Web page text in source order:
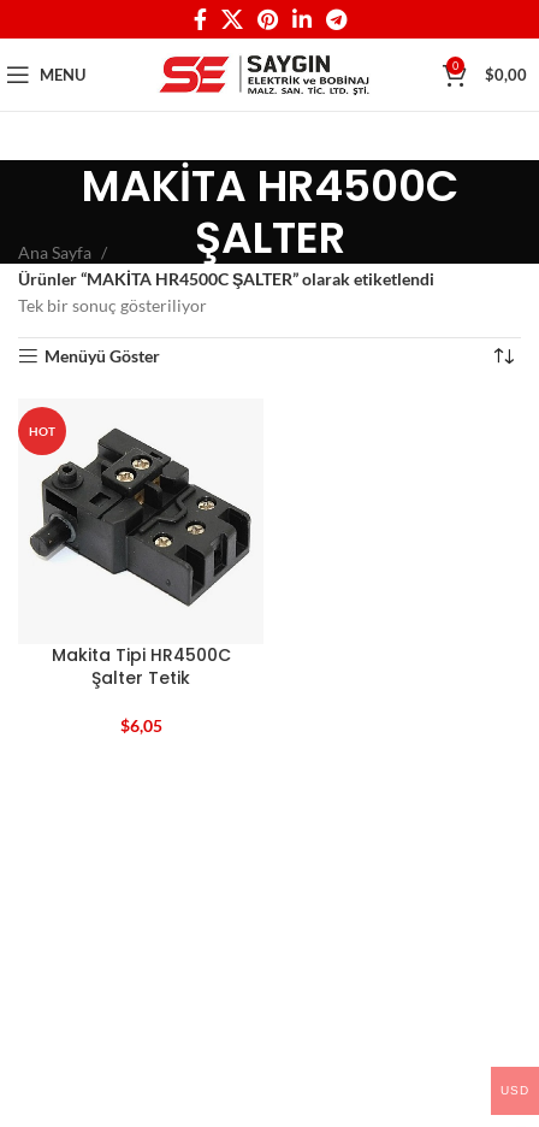
MENU 0 $0,00
MAKİTA HR4500C
ŞALTER
Ana Sayfa
Ürünler “MAKİTA HR4500C ŞALTER” olarak etiketlendi
Tek bir sonuç gösteriliyor
Menüyü Göster
HOT
Makita Tipi HR4500C
Şalter Tetik
$6,05
USD